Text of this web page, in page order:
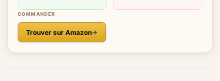
COMMANDER
Trouver sur Amazon